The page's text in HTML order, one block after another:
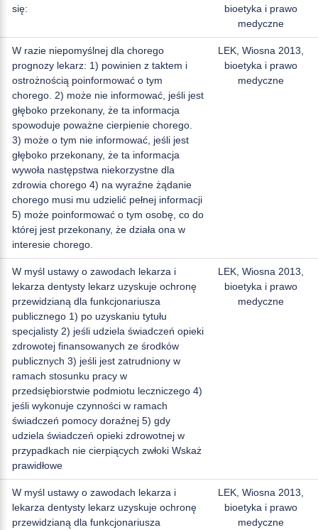
się:
bioetyka i prawo
medyczne
W razie niepomyślnej dla chorego
prognozy lekarz: 1) powinien z taktem i
ostrożnością poinformować o tym
chorego. 2) może nie informować, jeśli jest
głęboko przekonany, że ta informacja
spowoduje poważne cierpienie chorego.
3) może o tym nie informować, jeśli jest
głęboko przekonany, że ta informacja
wywoła następstwa niekorzystne dla
zdrowia chorego 4) na wyraźne żądanie
chorego musi mu udzielić pełnej informacji
5) może poinformować o tym osobę, co do
której jest przekonany, że działa ona w
interesie chorego.
LEK, Wiosna 2013,
bioetyka i prawo
medyczne
W myśl ustawy o zawodach lekarza i
lekarza dentysty lekarz uzyskuje ochronę
przewidzianą dla funkcjonariusza
publicznego 1) po uzyskaniu tytułu
specjalisty 2) jeśli udziela świadczeń opieki
zdrowotej finansowanych ze środków
publicznych 3) jeśli jest zatrudniony w
ramach stosunku pracy w
przedsiębiorstwie podmiotu leczniczego 4)
jeśli wykonuje czynności w ramach
świadczeń pomocy doraźnej 5) gdy
udziela świadczeń opieki zdrowotnej w
przypadkach nie cierpiących zwłoki Wskaż
prawidłowe
LEK, Wiosna 2013,
bioetyka i prawo
medyczne
W myśl ustawy o zawodach lekarza i
lekarza dentysty lekarz uzyskuje ochronę
przewidzianą dla funkcjonariusza
LEK, Wiosna 2013,
bioetyka i prawo
medyczne